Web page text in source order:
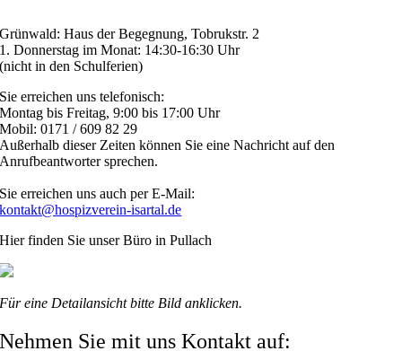
Grünwald: Haus der Begegnung, Tobrukstr. 2
1. Donnerstag im Monat: 14:30-16:30 Uhr
(nicht in den Schulferien)
Sie erreichen uns telefonisch:
Montag bis Freitag, 9:00 bis 17:00 Uhr
Mobil: 0171 / 609 82 29
Außerhalb dieser Zeiten können Sie eine Nachricht auf den
Anrufbeantworter sprechen.
Sie erreichen uns auch per E-Mail:
kontakt@hospizverein-isartal.de
Hier finden Sie unser Büro in Pullach
Für eine Detailansicht bitte Bild anklicken.
Nehmen Sie mit uns Kontakt auf: